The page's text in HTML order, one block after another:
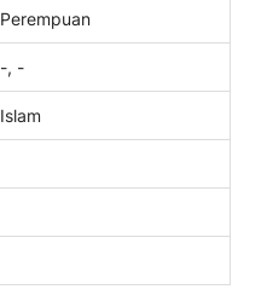
Perempuan
-, -
Islam